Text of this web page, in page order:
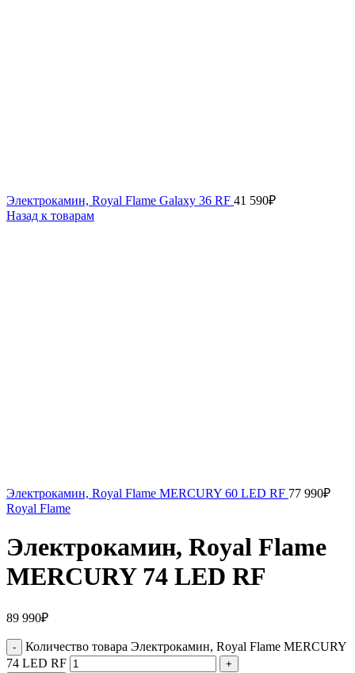
Электрокамин, Royal Flame Galaxy 36 RF 41 590₽
Назад к товарам
Электрокамин, Royal Flame MERCURY 60 LED RF 77 990₽
Royal Flame
Электрокамин, Royal Flame
MERCURY 74 LED RF
89 990₽
Количество товара Электрокамин, Royal Flame MERCURY
74 LED RF